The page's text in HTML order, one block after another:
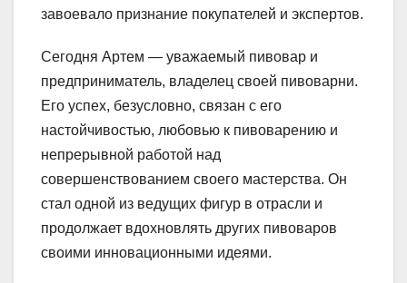
завоевало признание покупателей и экспертов.
Сегодня Артем — уважаемый пивовар и
предприниматель, владелец своей пивоварни.
Его успех, безусловно, связан с его
настойчивостью, любовью к пивоварению и
непрерывной работой над
совершенствованием своего мастерства. Он
стал одной из ведущих фигур в отрасли и
продолжает вдохновлять других пивоваров
своими инновационными идеями.